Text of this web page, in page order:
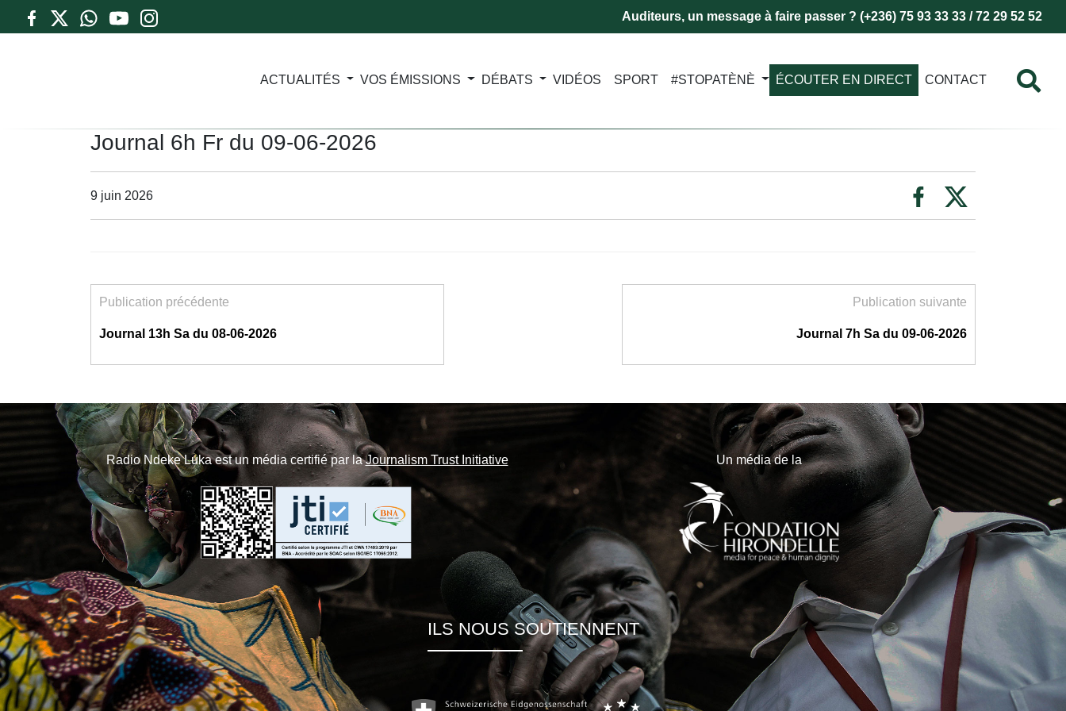
Auditeurs, un message à faire passer ? (+236) 75 93 33 33 / 72 29 52 52
ACTUALITÉS VOS ÉMISSIONS DÉBATS VIDÉOS SPORT #STOPATÈNÈ ÉCOUTER EN DIRECT CONTACT
Journal 6h Fr du 09-06-2026
9 juin 2026
Publication précédente
Journal 13h Sa du 08-06-2026
Publication suivante
Journal 7h Sa du 09-06-2026
Radio Ndeke Luka est un média certifié par laJournalism Trust Initiative Un média de la
ILS NOUS SOUTIENNENT